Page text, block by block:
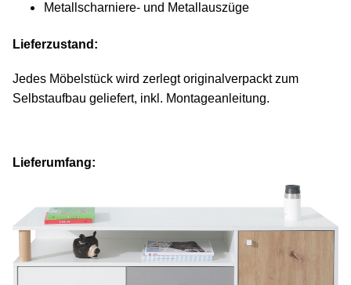
Metallscharniere- und Metallauszüge
Lieferzustand:
Jedes Möbelstück wird zerlegt originalverpackt zum
Selbstaufbau geliefert, inkl. Montageanleitung.
Lieferumfang: